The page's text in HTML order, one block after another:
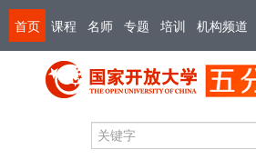
首页 课程 名师 专题 培训 机构频道